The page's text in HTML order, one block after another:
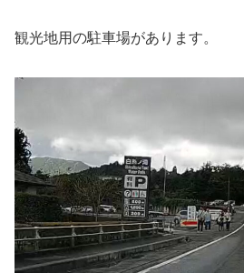
観光地用の駐車場があります。